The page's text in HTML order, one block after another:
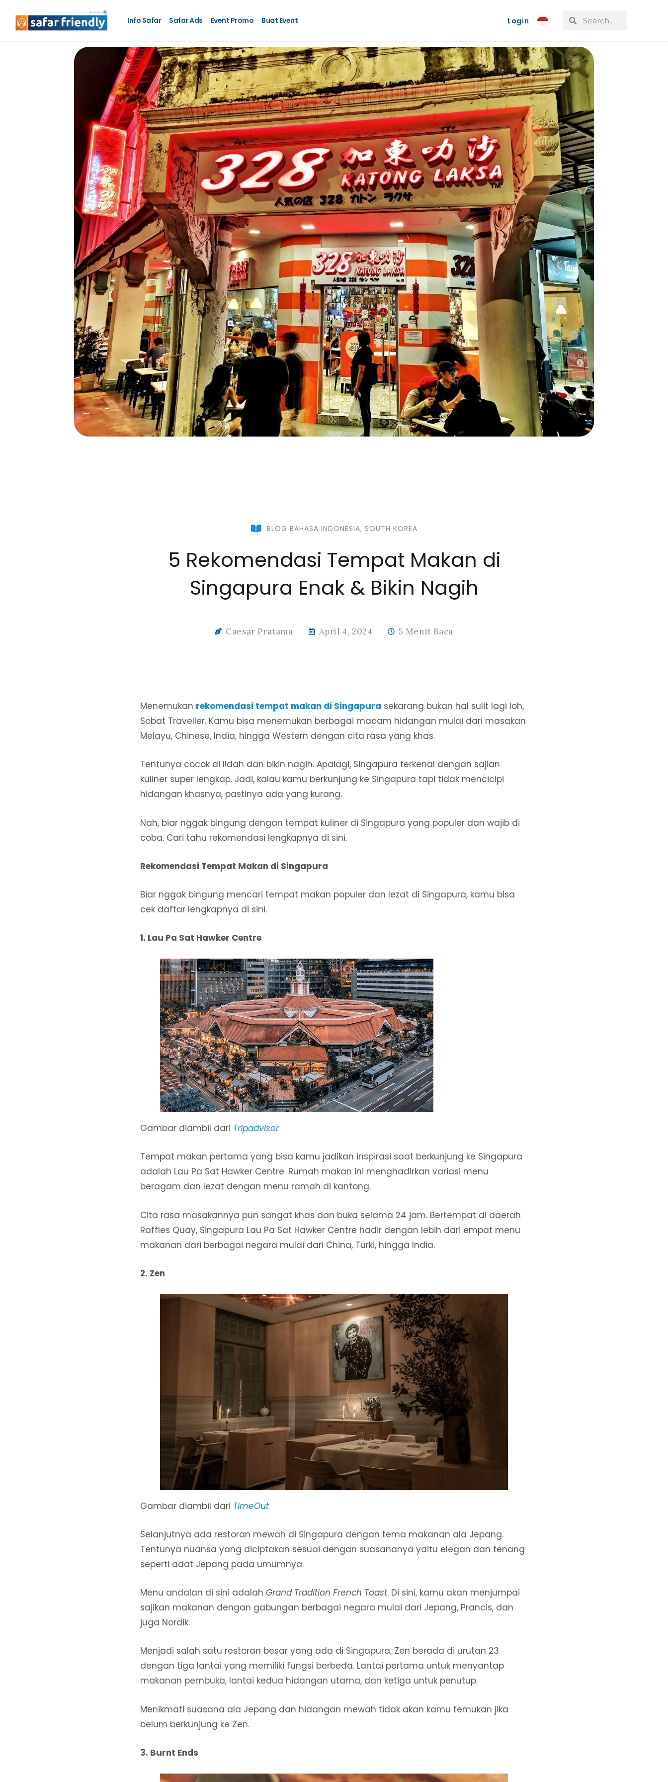
Info Safar Safar Ads Event Promo Buat Event Login
BLOG BAHASA INDONESIA, SOUTH KOREA
5 Rekomendasi Tempat Makan di
Singapura Enak & Bikin Nagih
Caesar Pratama April 4, 2024 5 Menit Baca
Menemukan rekomendasi tempat makan di Singapura sekarang bukan hal sulit lagi loh,
Sobat Traveller. Kamu bisa menemukan berbagai macam hidangan mulai dari masakan
Melayu, Chinese, India, hingga Western dengan cita rasa yang khas.
Tentunya cocok di lidah dan bikin nagih. Apalagi, Singapura terkenal dengan sajian
kuliner super lengkap. Jadi, kalau kamu berkunjung ke Singapura tapi tidak mencicipi
hidangan khasnya, pastinya ada yang kurang.
Nah, biar nggak bingung dengan tempat kuliner di Singapura yang populer dan wajib di
coba. Cari tahu rekomendasi lengkapnya di sini.
Rekomendasi Tempat Makan di Singapura
Biar nggak bingung mencari tempat makan populer dan lezat di Singapura, kamu bisa
cek daftar lengkapnya di sini.
1. Lau Pa Sat Hawker Centre
Gambar diambil dari Tripadvisor
Tempat makan pertama yang bisa kamu jadikan inspirasi saat berkunjung ke Singapura
adalah Lau Pa Sat Hawker Centre. Rumah makan ini menghadirkan variasi menu
beragam dan lezat dengan menu ramah di kantong.
Cita rasa masakannya pun sangat khas dan buka selama 24 jam. Bertempat di daerah
Raffles Quay, Singapura Lau Pa Sat Hawker Centre hadir dengan lebih dari empat menu
makanan dari berbagai negara mulai dari China, Turki, hingga India.
2. Zen
Gambar diambil dari TimeOut
Selanjutnya ada restoran mewah di Singapura dengan tema makanan ala Jepang.
Tentunya nuansa yang diciptakan sesuai dengan suasananya yaitu elegan dan tenang
seperti adat Jepang pada umumnya.
Menu andalan di sini adalah Grand Tradition French Toast. Di sini, kamu akan menjumpai
sajikan makanan dengan gabungan berbagai negara mulai dari Jepang, Prancis, dan
juga Nordik.
Menjadi salah satu restoran besar yang ada di Singapura, Zen berada di urutan 23
dengan tiga lantai yang memiliki fungsi berbeda. Lantai pertama untuk menyantap
makanan pembuka, lantai kedua hidangan utama, dan ketiga untuk penutup.
Menikmati suasana ala Jepang dan hidangan mewah tidak akan kamu temukan jika
belum berkunjung ke Zen.
3. Burnt Ends